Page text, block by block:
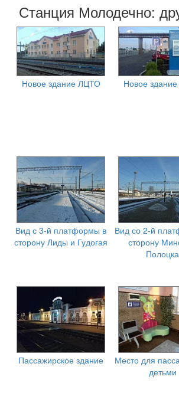
Станция Молодечно:
Новое здание ЛЦТО Новое
Вид с 3-й платформы в
сторону Лиды и Гудогая
Вид со 2-й
сторону
Полоцка
Пассажирское здание
Место для
детьми